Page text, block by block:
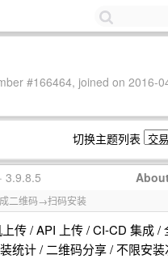
#166464, joined on 2016-
切换主题列表
3.9.8.5
二维码→扫码安装
传 / API 上传 / CI-CD 集成 /
统计 / 二维码分享 / 不限安装